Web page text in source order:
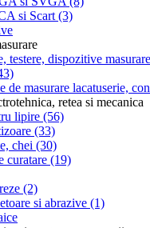
si Scart (3)
testere, dispozitive
de masurare lacatuserie,
retea si mecanica
lipire (56)
(33)
chei (30)
curatare (19)
(2)
si abrazive (1)